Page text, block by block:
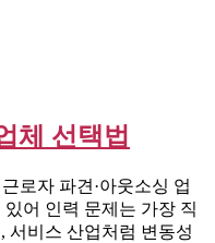
체 선택법
로자 파견·아웃소싱 업
어 인력 문제는 가장 직
서비스 산업처럼 변동성